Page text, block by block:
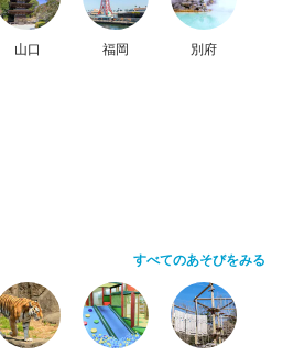
山口 福岡 別府
すべてのあそびをみる